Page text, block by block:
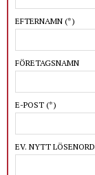
EFTERNAMN (*)
FÖRETAGSNAMN
E-POST (*)
EV. NYTT LÖSENORD